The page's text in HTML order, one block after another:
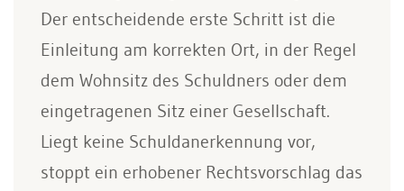
Der entscheidende erste Schritt ist die
Einleitung am korrekten Ort, in der Regel
dem Wohnsitz des Schuldners oder dem
eingetragenen Sitz einer Gesellschaft.
Liegt keine Schuldanerkennung vor,
stoppt ein erhobener Rechtsvorschlag das